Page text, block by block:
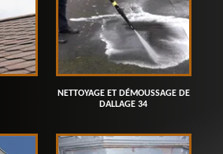
NETTOYAGE ET DÉMOUSSAGE DE
DALLAGE 34